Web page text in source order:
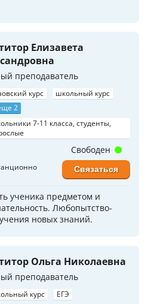
Елизавета
преподаватель
курс
школьный курс
2
7-11 класса, студенты,
ученика предметом и
Любопытство-
новых знаний.
Свободен
Связаться
Ольга Николаевна
преподаватель
курс
ЕГЭ